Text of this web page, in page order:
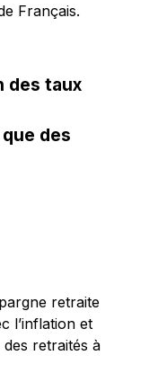
Français.
des taux
des
retraite
l’inflation et
retraités à